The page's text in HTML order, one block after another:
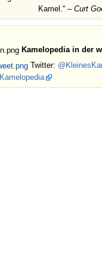
Kamel.“ – Curt
Kamelopedia in der
Twitter:
Kamelopedia